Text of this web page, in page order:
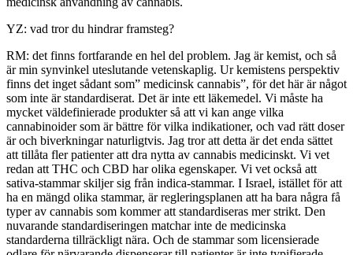
YZ: vad tror du hindrar framsteg?
RM: det finns fortfarande en hel del problem. Jag är kemist, och så
är min synvinkel uteslutande vetenskaplig. Ur kemistens perspektiv
finns det inget sådant som” medicinsk cannabis”, för det här är något
som inte är standardiserat. Det är inte ett läkemedel. Vi måste ha
mycket väldefinierade produkter så att vi kan ange vilka
cannabinoider som är bättre för vilka indikationer, och vad rätt doser
är och biverkningar naturligtvis. Jag tror att detta är det enda sättet
att tillåta fler patienter att dra nytta av cannabis medicinskt. Vi vet
redan att THC och CBD har olika egenskaper. Vi vet också att
sativa-stammar skiljer sig från indica-stammar. I Israel, istället för att
ha en mängd olika stammar, är regleringsplanen att ha bara några få
typer av cannabis som kommer att standardiseras mer strikt. Den
nuvarande standardiseringen matchar inte de medicinska
standarderna tillräckligt nära. Och de stammar som licensierade